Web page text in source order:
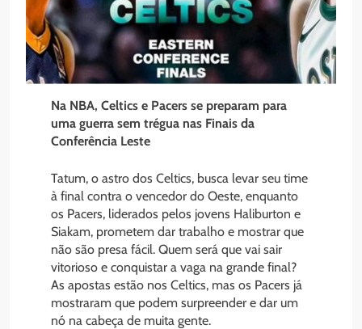
Na NBA, Celtics e Pacers se preparam para
uma guerra sem trégua nas Finais da
Conferência Leste
Tatum, o astro dos Celtics, busca levar seu time
à final contra o vencedor do Oeste, enquanto
os Pacers, liderados pelos jovens Haliburton e
Siakam, prometem dar trabalho e mostrar que
não são presa fácil. Quem será que vai sair
vitorioso e conquistar a vaga na grande final?
As apostas estão nos Celtics, mas os Pacers já
mostraram que podem surpreender e dar um
nó na cabeça de muita gente.